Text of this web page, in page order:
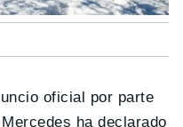
oficial por parte
ha declarado